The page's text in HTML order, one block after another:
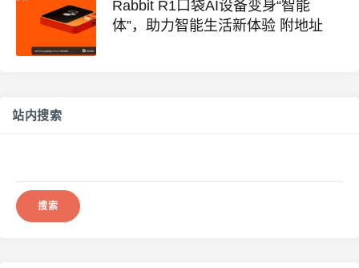
Rabbit R1口袋AI设备变身“智能
体”，助力智能生活新体验 附地址
站内搜索